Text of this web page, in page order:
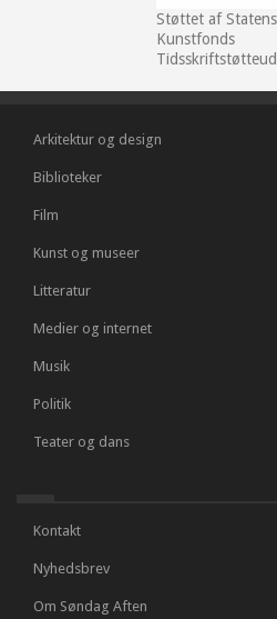
Støttet af Statens
Kunstfonds
Arkitektur og design
Biblioteker
Film
Kunst og museer
Litteratur
Medier og internet
Musik
Politik
Teater og dans
Kontakt
Nyhedsbrev
Om Søndag Aften